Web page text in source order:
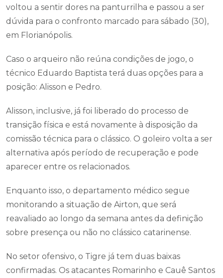
voltou a sentir dores na panturrilha e passou a ser
dúvida para o confronto marcado para sábado (30),
em Florianópolis.
Caso o arqueiro não reúna condições de jogo, o
técnico Eduardo Baptista terá duas opções para a
posição: Alisson e Pedro.
Alisson, inclusive, já foi liberado do processo de
transição física e está novamente à disposição da
comissão técnica para o clássico. O goleiro volta a ser
alternativa após período de recuperação e pode
aparecer entre os relacionados.
Enquanto isso, o departamento médico segue
monitorando a situação de Airton, que será
reavaliado ao longo da semana antes da definição
sobre presença ou não no clássico catarinense.
No setor ofensivo, o Tigre já tem duas baixas
confirmadas. Os atacantes Romarinho e Cauê Santos